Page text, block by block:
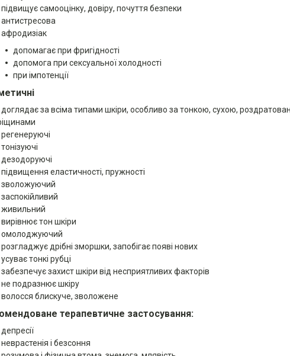
підвищує самооцінку, довіру, почуття безпеки
антистресова
афродизіак
допомагає при фригідності
допомога при сексуальної холодності
при імпотенції
доглядає за всіма типами шкіри, особливо за тонкою, сухою,
регенеруючі
тонізуючі
дезодоруючі
підвищення еластичності, пружності
зволожуючий
заспокійливий
живильний
вирівнює тон шкіри
омолоджуючий
розгладжує дрібні зморшки, запобігає появі нових
усуває тонкі рубці
забезпечує захист шкіри від несприятливих факторів
не подразнює шкіру
волосся блискуче, зволожене
терапевтичне застосування:
депресії
неврастенія і безсоння